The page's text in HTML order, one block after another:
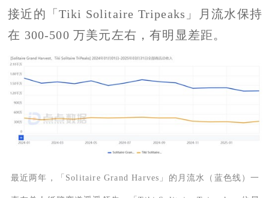
接近的「Tiki Solitaire Tripeaks」月流水保持
在 300-500 万美元左右，有明显差距。
最近两年，「Solitaire Grand Harves」的月流水（蓝色线）一